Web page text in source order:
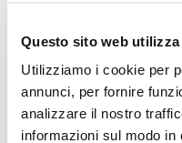
Questo sito web
Utilizziamo i cookie per
annunci, per fornire
analizzare il nostro
informazioni sul modo